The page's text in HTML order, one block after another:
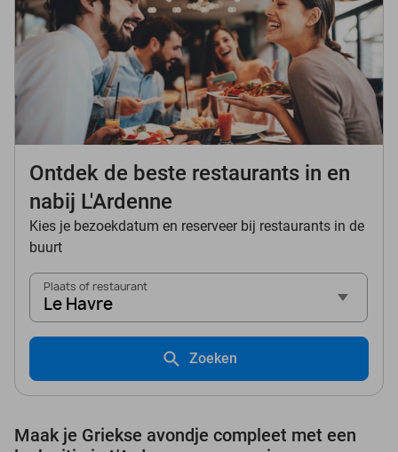
Ontdek de beste restaurants in en
nabij L'Ardenne
Kies je bezoekdatum en reserveer bij restaurants in de
buurt
Plaats of restaurant
Le Havre
Zoeken
Maak je Griekse avondje compleet met een